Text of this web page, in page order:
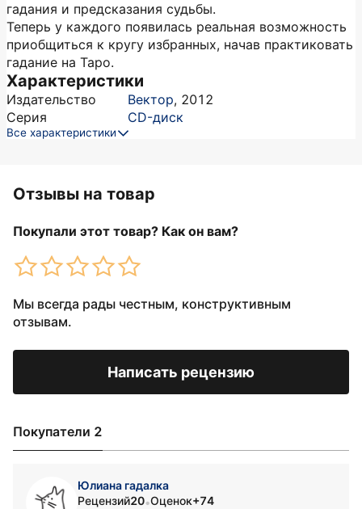
гадания и предсказания судьбы.
Теперь у каждого появилась реальная возможность
приобщиться к кругу избранных, начав практиковать
гадание на Таро.
Характеристики
Издательство Вектор, 2012
Серия
CD-диск
Все характеристики
Отзывы на товар
Покупали этот товар? Как он вам?
Мы всегда рады честным, конструктивным
отзывам.
Написать рецензию
Покупатели 2
Юлиана гадалка
Рецензий20•Оценок+74